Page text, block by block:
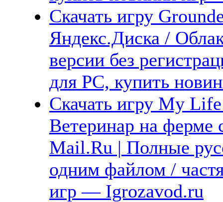
Скачать игру
Яндекс.Диска /
версии без
для PC, купить
Скачать игру My
Ветеринар на ферме
Mail.Ru | Полные
одним файлом /
игр — Igrozavod.ru